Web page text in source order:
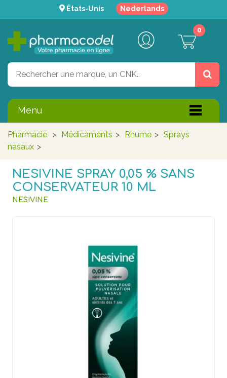
États-Unis Nederlands
0
Menu
Pharmacie > Médicaments > Rhume > Sprays
nasaux >
NESIVINE SPRAY 0,05 % SANS
CONSERVATEUR 10 ML
NESIVINE